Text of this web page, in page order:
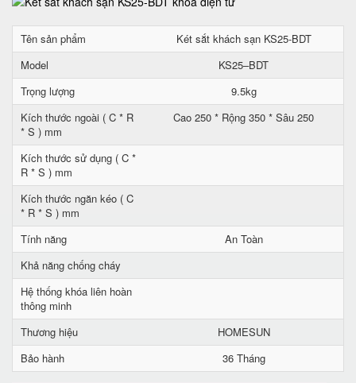
Tên sản phẩm
Két sắt khách sạn KS25-BDT
Model
KS25–BDT
Trọng lượng
9.5kg
Kích thước ngoài ( C * R
* S ) mm
Cao 250 * Rộng 350 * Sâu 250
Kích thước sử dụng ( C *
R * S ) mm
Kích thước ngăn kéo ( C
* R * S ) mm
Tính năng
An Toàn
Khả năng chống cháy
Hệ thống khóa liên hoàn
thông minh
Thương hiệu
HOMESUN
Bảo hành
36 Tháng